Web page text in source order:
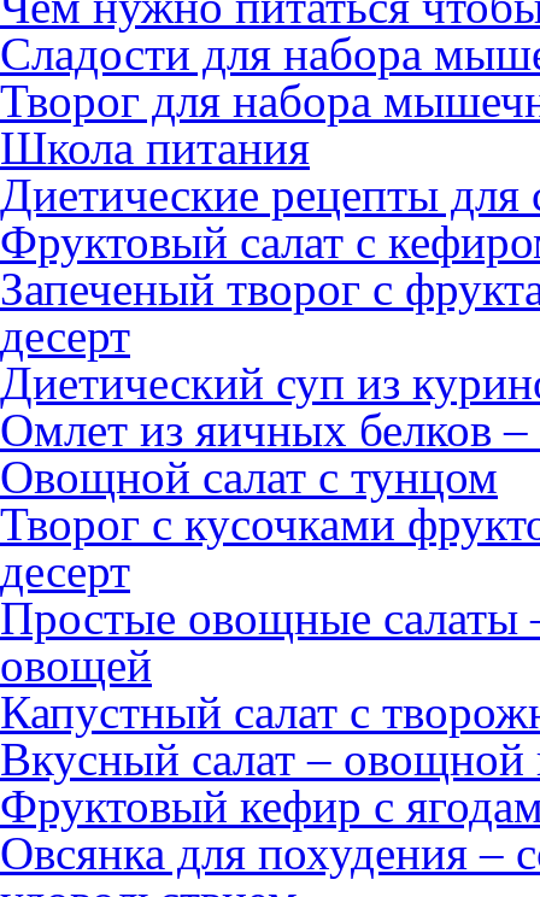
Сладости для набора
Творог для набора
Школа питания
Диетические рецепты для
Фруктовый салат с
Запеченый творог с
десерт
Диетический суп из
Омлет из яичных белков
Овощной салат с тунцом
Творог с кусочками
десерт
Простые овощные салаты
овощей
Капустный салат с
Вкусный салат – овощной
Фруктовый кефир с
Овсянка для похудения –